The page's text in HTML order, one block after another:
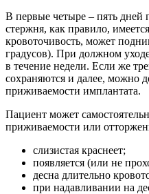
В первые четыре – пять дней
стержня, как правило,
кровоточивость, может
градусов). При должном
в течение недели. Если же
сохраняются и далее, можно
приживаемости имплантата.
Пациент может
приживаемости или
слизистая краснеет;
появляется (или не
десна длительно
при надавливании на